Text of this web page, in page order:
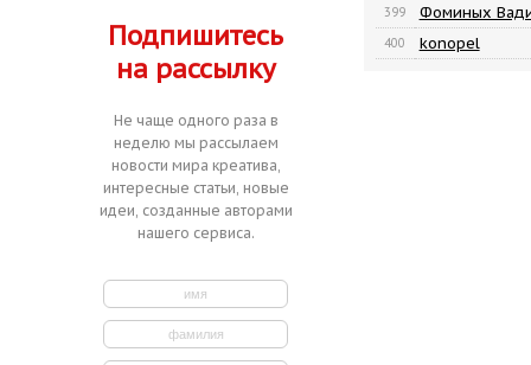
Подпишитесь
на рассылку
Не чаще одного раза в
неделю мы рассылаем
новости мира креатива,
интересные статьи, новые
идеи, созданные авторами
нашего сервиса.
399 Фоминых
400 konopel